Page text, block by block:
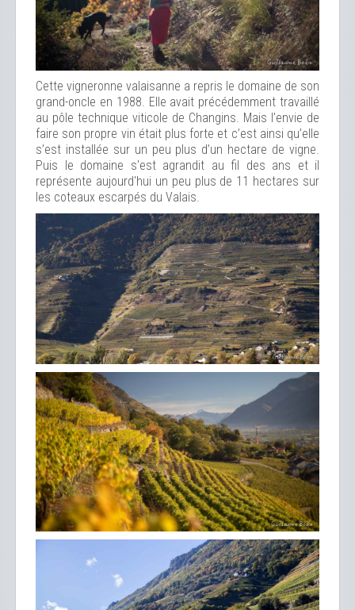
Cette vigneronne valaisanne a repris le domaine de son
grand-oncle en 1988. Elle avait précédemment travaillé
au pôle technique viticole de Changins. Mais l’envie de
faire son propre vin était plus forte et c’est ainsi qu’elle
s’est installée sur un peu plus d’un hectare de vigne.
Puis le domaine s'est agrandit au fil des ans et il
représente aujourd'hui un peu plus de 11 hectares sur
les coteaux escarpés du Valais.